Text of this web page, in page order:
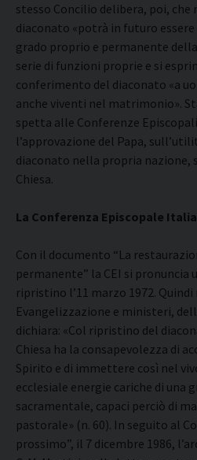
stesso Concilio delibera, poi, che
diaconato «potrà in futuro
grado proprio e permanente
serie di funzioni proprie e si
conferimento del diaconato «a
anche viventi nel matrimonio».
spetta alle Conferenze
l’approvazione del Papa,
diaconato nella propria nazione,
Chiesa.
La Conferenza Episcopale
Con il documento “La
permanente” la CEI si pronuncia
ripristino l’11 marzo 1972.
Evangelizzazione e ministeri,
dichiara: «Col ripristino del
Chiesa ha la consapevolezza di
Spirito e di immettere così nel
ecclesiale energie cariche di una
sacramentale, capaci perciò di
pastorale» (n. 60). In seguito al
prossimo”, il 7 dicembre 1986,